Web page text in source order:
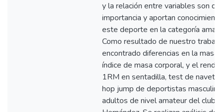
y la relación entre variables son
importancia y aportan
este deporte en la categoría
Como resultado de nuestro
encontrado diferencias en la masa
índice de masa corporal, y el
1RM en sentadilla, test de
hop jump de deportistas
adultos de nivel amateur del club